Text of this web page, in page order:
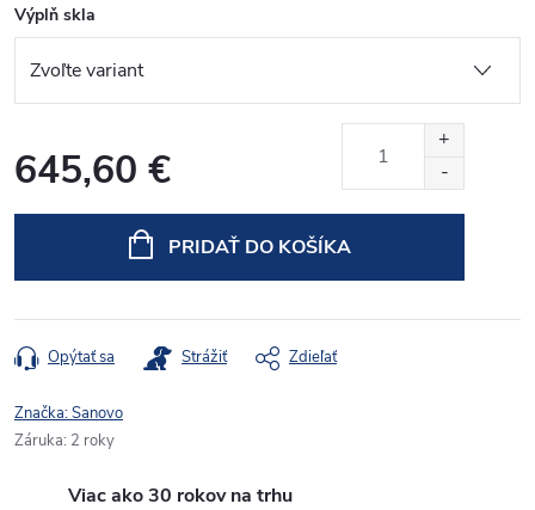
Výplň skla
645,60 €
PRIDAŤ DO KOŠÍKA
Opýtať sa Strážiť Zdieľať
Značka:Sanovo
Záruka: 2 roky
Viac ako 30 rokov na trhu